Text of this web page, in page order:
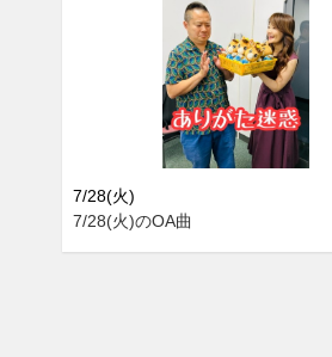
7/28(火)
7/28(火)のOA曲